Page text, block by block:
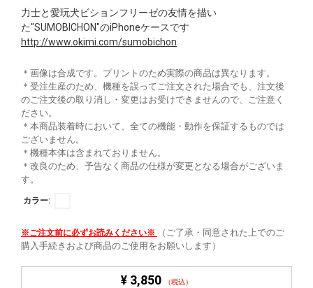
力士と愛玩犬ビションフリーゼの友情を描い
た"SUMOBICHON"のiPhoneケースです
http://www.okimi.com/sumobichon
＊画像は合成です。プリントのため実際の商品は異なります。
＊受注生産のため、機種を誤ってご注文された場合でも、注文後
のご注文後の取り消し・変更はお受けできませんので、ご注意く
ださい。
＊本商品装着時において、全ての機能・動作を保証するものでは
ございません。
＊機種本体は含まれておりません。
＊改良のため、予告なく商品の仕様が変更となる場合がございま
す。
カラー:
※ご注文前に必ずお読みください※
（ご了承・同意された上でのご
購入手続きおよび商品のご使用をお願いします）
¥ 3,850 （税込）